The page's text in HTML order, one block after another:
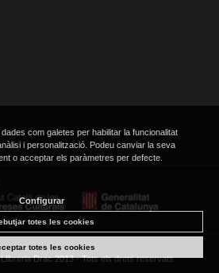
Llibreria Drac 2013 - Tots els drets reservats
com galetes per habilitar la funcionalitat
i personalització. Podeu canviar la seva
o acceptar els paràmetres per defecte.
Configurar
totes les cookies
totes les cookies